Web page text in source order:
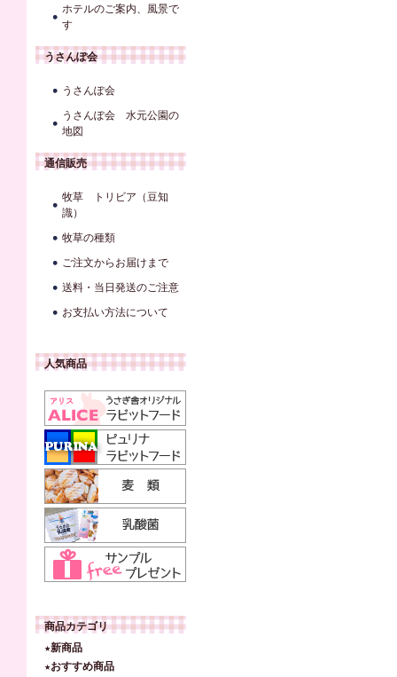
ホテルのご案内、風景で
す
うさんぽ会
うさんぽ会
うさんぽ会 水元公園の
地図
通信販売
牧草 トリビア（豆知
識）
牧草の種類
ご注文からお届けまで
送料・当日発送のご注意
お支払い方法について
人気商品
商品カテゴリ
★新商品
★おすすめ商品